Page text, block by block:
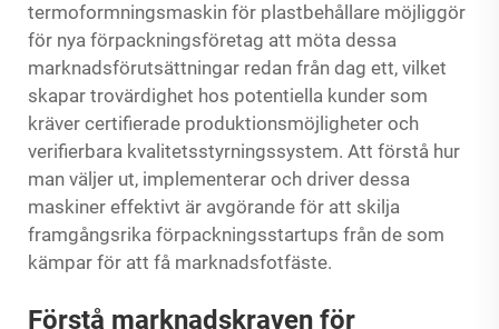
termoformningsmaskin för plastbehållare möjliggör
för nya förpackningsföretag att möta dessa
marknadsförutsättningar redan från dag ett, vilket
skapar trovärdighet hos potentiella kunder som
kräver certifierade produktionsmöjligheter och
verifierbara kvalitetsstyrningssystem. Att förstå hur
man väljer ut, implementerar och driver dessa
maskiner effektivt är avgörande för att skilja
framgångsrika förpackningsstartups från de som
kämpar för att få marknadsfotfäste.
Förstå marknadskraven för